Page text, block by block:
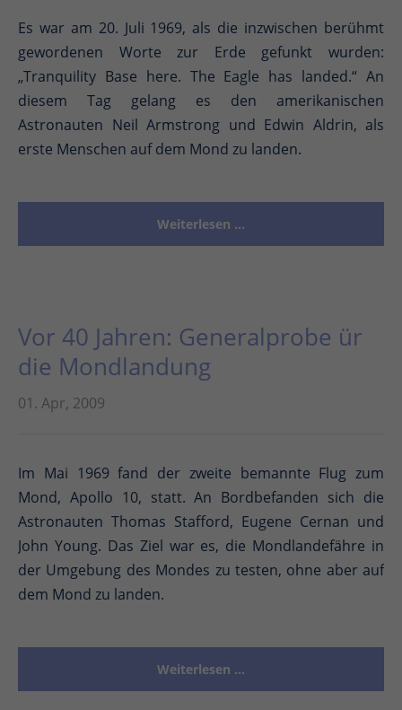
Es war am 20. Juli 1969, als die inzwischen berühmt
gewordenen Worte zur Erde gefunkt wurden:
„Tranquility Base here. The Eagle has landed.“ An
diesem Tag gelang es den amerikanischen
Astronauten Neil Armstrong und Edwin Aldrin, als
erste Menschen auf dem Mond zu landen.
Weiterlesen …
Vor 40 Jahren: Generalprobe ür
die Mondlandung
01. Apr, 2009
Im Mai 1969 fand der zweite bemannte Flug zum
Mond, Apollo 10, statt. An Bordbefanden sich die
Astronauten Thomas Stafford, Eugene Cernan und
John Young. Das Ziel war es, die Mondlandefähre in
der Umgebung des Mondes zu testen, ohne aber auf
dem Mond zu landen.
Weiterlesen …